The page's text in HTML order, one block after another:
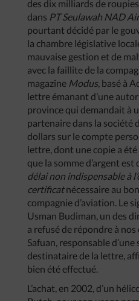
des dix milliards de
dans PT Seulawah NAD Air
pourtant décidé par le
la chambre législative
mauvaise gestion et de
avec la faillite de la
magazine Modus, basé à
lettre émanant d’une
province qui demandait à
partenaire dans la société
dollars sur le compte
lettre, dont une copie a été
que la somme d’argent est
délai non indispensable à
certificatnécessaire au
compagnie d’aviation. Le
Usman Budiman, un des
a refusé de répondre à
Safuan, responsable
destinataire de la lettre,
bien été effectué.
L’achat, en 2002, d’un